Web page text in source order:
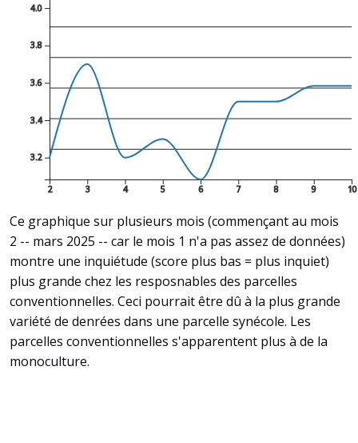
2 3 4 5 6 7 8 9 10
3.2
3.4
3.6
3.8
4.0
Ce graphique sur plusieurs mois (commençant au mois
2 -- mars 2025 -- car le mois 1 n'a pas assez de données)
montre une inquiétude (score plus bas = plus inquiet)
plus grande chez les resposnables des parcelles
conventionnelles. Ceci pourrait être dû à la plus grande
variété de denrées dans une parcelle synécole. Les
parcelles conventionnelles s'apparentent plus à de la
monoculture.